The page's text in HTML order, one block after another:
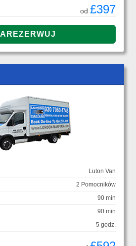
od £397
Luton Van
2 Pomocników
90 min
90 min
5 godz.